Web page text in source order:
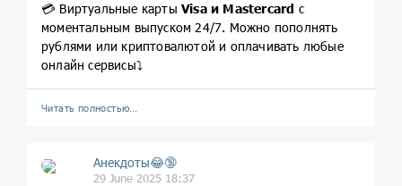
💳 Виртуальные карты Visa и Mastercard c
моментальным выпуском 24/7. Можно пополнять
рублями или криптовалютой и оплачивать любые
онлайн сервисы⤵️
Читать полностью…
Анекдоты😂🔞
29 June 2025 18:37